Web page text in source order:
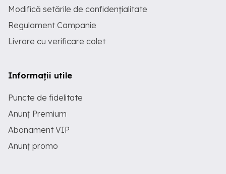
Modifică setările de confidențialitate
Regulament Campanie
Livrare cu verificare colet
Informații utile
Puncte de fidelitate
Anunț Premium
Abonament VIP
Anunț promo